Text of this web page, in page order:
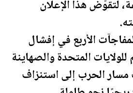
لتقوّض هذا الإعلان
الأربع في إفشال
المتحدة والصهاينة
الحرب إلى استنزاف